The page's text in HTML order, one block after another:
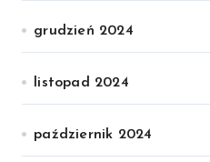
grudzień 2024
listopad 2024
październik 2024